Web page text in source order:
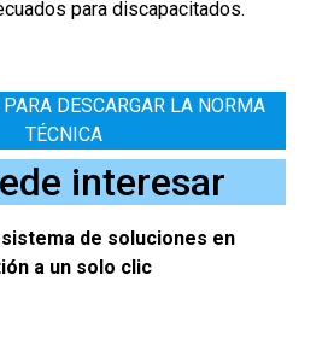
para discapacitados.
DESCARGAR LA NORMA
TÉCNICA
interesar
de soluciones en
a un solo clic